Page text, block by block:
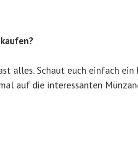
alles. Schaut euch einfach ein
auf die interessanten